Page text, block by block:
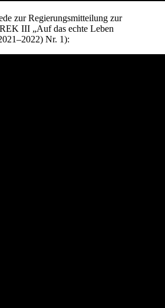
zurRegierungsmitteilung zur
REK III „Auf das echte Leben
–2022) Nr. 1):